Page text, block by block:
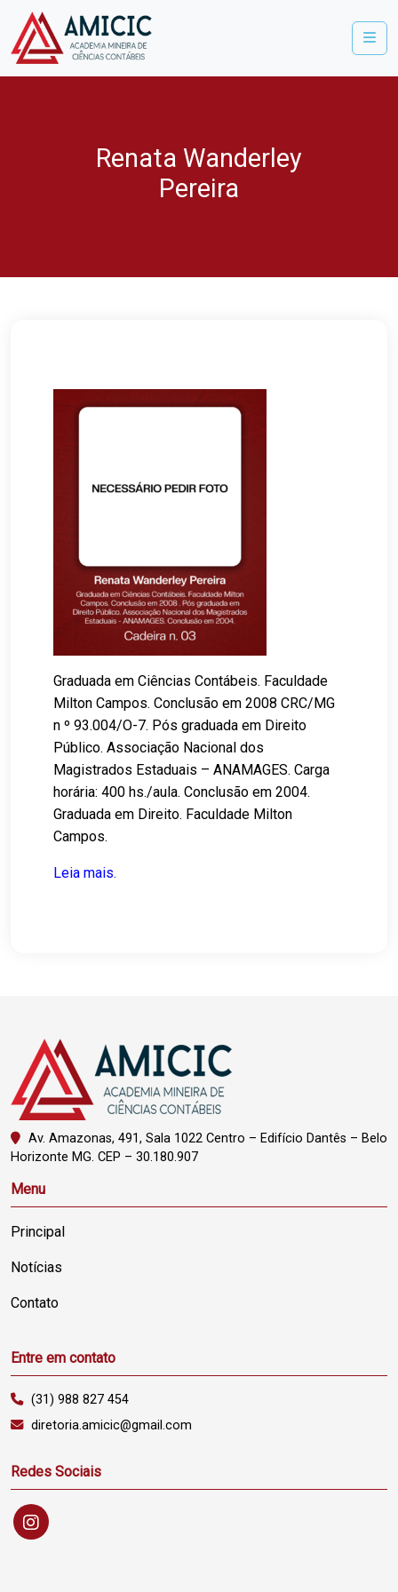
Renata Wanderley
Pereira
Graduada em Ciências Contábeis. Faculdade
Milton Campos. Conclusão em 2008 CRC/MG
n º 93.004/O-7. Pós graduada em Direito
Público. Associação Nacional dos
Magistrados Estaduais – ANAMAGES. Carga
horária: 400 hs./aula. Conclusão em 2004.
Graduada em Direito. Faculdade Milton
Campos.
Leia mais.
Av. Amazonas, 491, Sala 1022 Centro – Edifício Dantês – Belo
Horizonte MG. CEP – 30.180.907
Menu
Principal
Notícias
Contato
Entre em contato
(31) 988 827 454
diretoria.amicic@gmail.com
Redes Sociais